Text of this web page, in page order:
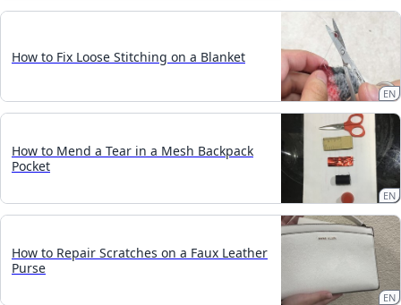
How to Fix Loose Stitching on a Blanket
EN
How to Mend a Tear in a Mesh Backpack
Pocket
EN
How to Repair Scratches on a Faux Leather
Purse
EN